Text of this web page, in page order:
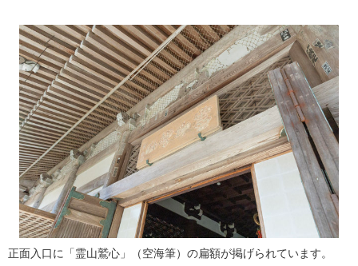
正面入口に「霊山鷲心」（空海筆）の扁額が掲げられています。